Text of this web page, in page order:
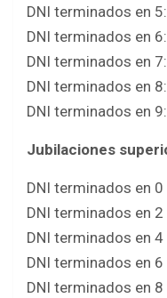
DNI terminados en
DNI terminados en
DNI terminados en
DNI terminados en
DNI terminados en
Jubilaciones
DNI terminados en
DNI terminados en
DNI terminados en
DNI terminados en
DNI terminados en